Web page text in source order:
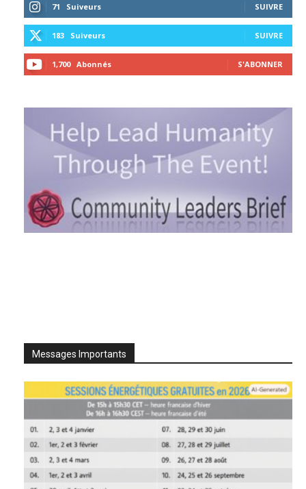
71 Suiveurs SUIVRE
183 Suiveurs SUIVRE
1,700 Abonnés S'ABONNER
Messages Importants